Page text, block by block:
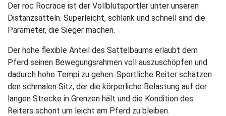
Der roc Rocrace ist der Vollblutsportler unter unseren
Distanzsätteln. Superleicht, schlank und schnell sind die
Parameter, die Sieger machen.
Der hohe flexible Anteil des Sattelbaums erlaubt dem
Pferd seinen Bewegungsrahmen voll auszuschöpfen und
dadurch hohe Tempi zu gehen. Sportliche Reiter schätzen
den schmalen Sitz, der die körperliche Belastung auf der
langen Strecke in Grenzen hält und die Kondition des
Reiters schont um leicht am Pferd zu bleiben.